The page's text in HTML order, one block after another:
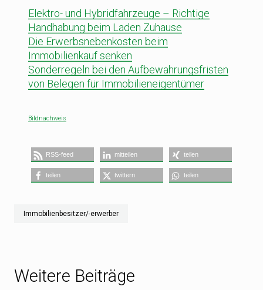
Elektro- und Hybridfahrzeuge – Richtige
Handhabung beim Laden Zuhause
Die Erwerbsnebenkosten beim
Immobilienkauf senken
Sonderregeln bei den Aufbewahrungsfristen
von Belegen für Immobilieneigentümer
Bildnachweis
RSS-feed mitteilen teilen
teilen twittern teilen
Immobilienbesitzer/-erwerber
Weitere Beiträge